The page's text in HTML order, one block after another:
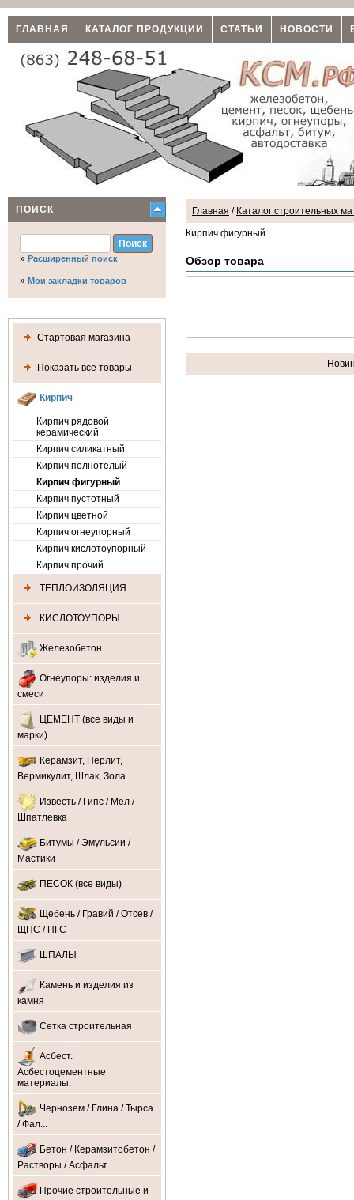
ГЛАВНАЯ КАТАЛОГ ПРОДУКЦИИ СТАТЬИ НОВОСТИ
ПОИСК
» Расширенный поиск
» Мои закладки товаров
Стартовая магазина
Показать все товары
Кирпич
Кирпич рядовой
керамический
Кирпич силикатный
Кирпич полнотелый
Кирпич фигурный
Кирпич пустотный
Кирпич цветной
Кирпич огнеупорный
Кирпич кислотоупорный
Кирпич прочий
ТЕПЛОИЗОЛЯЦИЯ
КИСЛОТОУПОРЫ
Железобетон
Огнеупоры: изделия и
смеси
ЦЕМЕНТ (все виды и
марки)
Керамзит, Перлит,
Вермикулит, Шлак, Зола
Известь / Гипс / Мел /
Шпатлевка
Битумы / Эмульсии /
Мастики
ПЕСОК (все виды)
Щебень / Гравий / Отсев /
ЩПС / ПГС
ШПАЛЫ
Камень и изделия из
камня
Сетка строительная
Асбест.
Асбестоцементные
материалы.
Чернозем / Глина / Тырса
/ Фал...
Бетон / Керамзитобетон /
Растворы / Асфальт
Прочие строительные и
Главная / Каталог строительных
Кирпич фигурный
Обзор товара